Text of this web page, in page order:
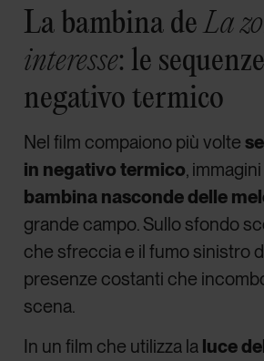
La bambina deLa
interesse: le
negativo termico
Nel film compaiono più volte
in negativo termico,
bambina nasconde delle
grande campo. Sullo sfondo
che sfreccia e il fumo sinistro
presenze costanti che
scena.
In un film che utilizza la luce